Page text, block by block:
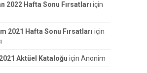
2022 Hafta Sonu Fırsatları için
2021 Hafta Sonu Fırsatları için
Aktüel Kataloğu için Anonim